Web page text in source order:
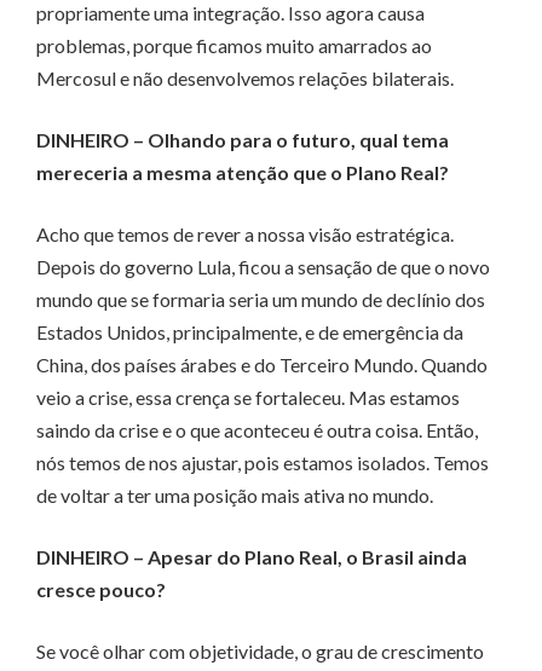
propriamente uma integração. Isso agora causa
problemas, porque ficamos muito amarrados ao
Mercosul e não desenvolvemos relações bilaterais.
DINHEIRO – Olhando para o futuro, qual tema
mereceria a mesma atenção que o Plano Real?
Acho que temos de rever a nossa visão estratégica.
Depois do governo Lula, ficou a sensação de que o novo
mundo que se formaria seria um mundo de declínio dos
Estados Unidos, principalmente, e de emergência da
China, dos países árabes e do Terceiro Mundo. Quando
veio a crise, essa crença se fortaleceu. Mas estamos
saindo da crise e o que aconteceu é outra coisa. Então,
nós temos de nos ajustar, pois estamos isolados. Temos
de voltar a ter uma posição mais ativa no mundo.
DINHEIRO – Apesar do Plano Real, o Brasil ainda
cresce pouco?
Se você olhar com objetividade, o grau de crescimento